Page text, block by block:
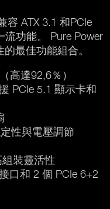
容 ATX 3.1 和PCIe
功能。 Pure Power
最佳功能組合。
高達92,6％）
PCIe 5.1 顯示卡和
性與電壓調節
裝靈活性
口和 2 個 PCIe 6+2